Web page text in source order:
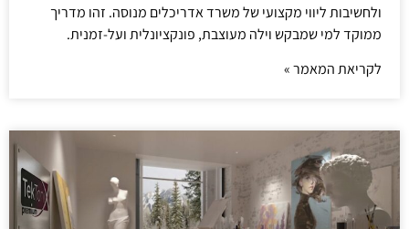
ולחשיבות ליווי מקצועי של משרד אדריכלים מנוסה. זהו מדריך
ממוקד למי שמבקש וילה מעוצבת, פונקציונלית ועל-זמנית.
לקריאת המאמר »